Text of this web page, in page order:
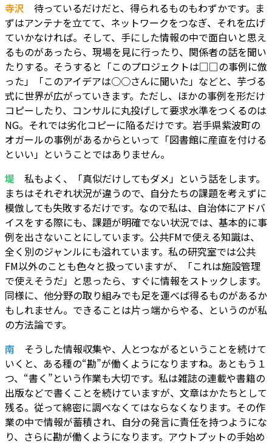
寺沢 待っているだけだと、得られるものもわずかです。ま
ずはアンテナを立てて、ネットワークをつなぎ、それを広げ
ていかなければ。そして、手にした情報の中で面白いと思え
るものがあったら、現場を見に行ったり、関係者の話を聞い
たりする。そうすると「このプロジェクトは□□の事例に倣
った」「このアイデアは○○さんに聞いた」などと、芋づる
式に世界が広がっていきます。ただし、ほかの事例を形だけ
コピーしたり、コンサルに丸投げして要求水準をつくるのは
NG。それでは劣化コピーに陥るだけです。岩手県紫波町の
オガールの事例があるからといって「図書館に産直を付ける
といい」ということではありません。
堤 私もよく、「真似だけしてもダメ」という話をします。
まちはそれぞれ状況が違うので、自分たちの課題を考えずに
模倣しても失敗するだけです。なので私は、自治体にアドバ
イスをする際にも、課題が明確でない状況では、基本的に事
例を出さないことにしています。公共FMで使える知識は、
全く別のジャンルにも溢れています。私の研究室では公共
FM以外のことも色々と扱っていますが、「これは施設管理
で使えそうだ」と思ったら、すぐに情報をストックします。
同様に、他分野の取り組みでも足を運べば得るものがあるか
もしれません。できることは片っ端からやる、というのが私
の方法論です。
南 そうした情報収集や、人とつながるということを続けて
いくと、ある種の“勘”が働くようになりますね。あともう１
つ、“書く”という作業も大切です。私は雑誌の連載や書籍の
出版などで書くことを続けていますが、文章はかたちとして
残る。従って綿密に調べなくてはならなくなります。その作
業の中で情報が蓄積され、自分の発言に責任を持つようにな
り、さらに勘が働くようになります。アウトプットの手始め